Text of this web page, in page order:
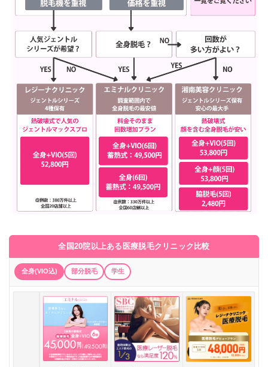
全国20院以上ある医療脱毛クリニック比較
全身(VIO込) 部分脱毛 学生